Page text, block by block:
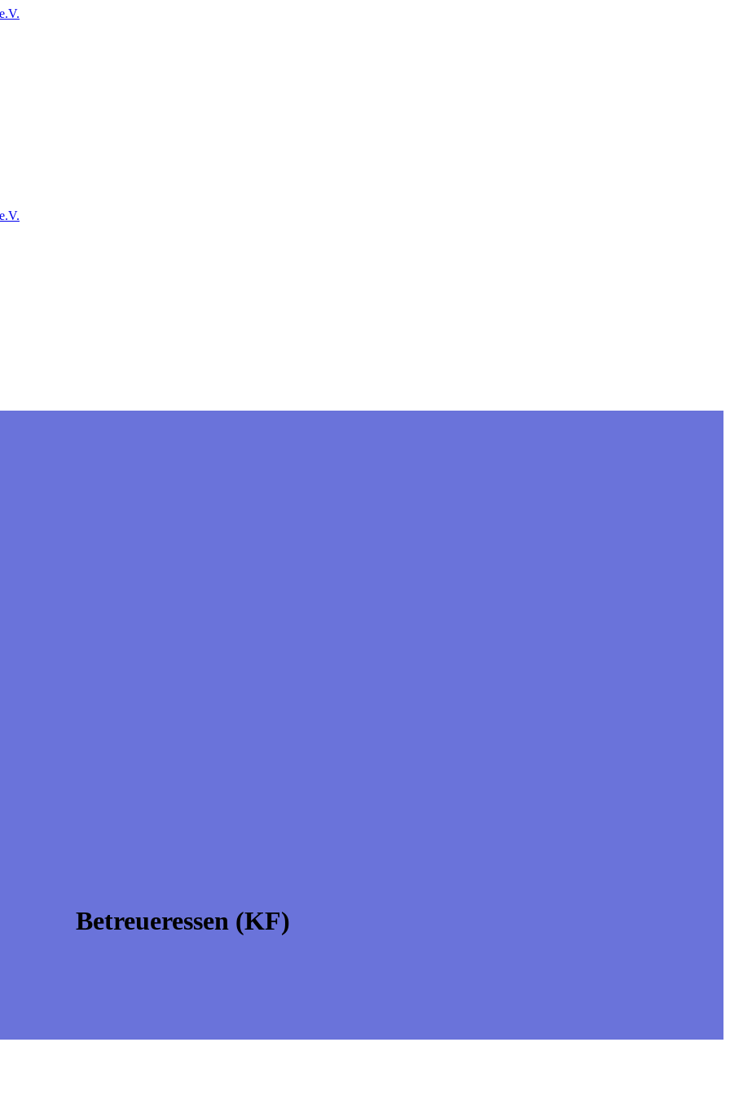
Betreueressen (KF)